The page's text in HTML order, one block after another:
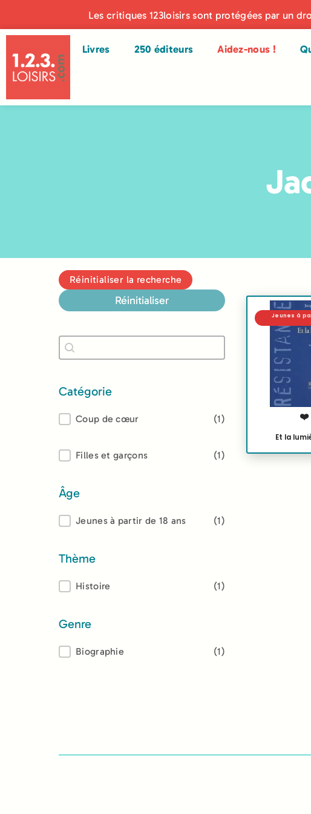
Les critiques 123loisirs sont protégées par un
Livres 250 éditeurs Aidez-nous !
Réinitialiser la recherche
Réinitialiser
Recherche
Rechercher
Catégorie
Catégorie
Coup de cœur (1)
Lectorat
Filles et garçons (1)
Âge
ÂgeJeunes à partir de 18 ans (1)
Thème
Thème
Histoire (1)
Genre
GenreBiographie (1)
Jeunes à
❤️
Et la